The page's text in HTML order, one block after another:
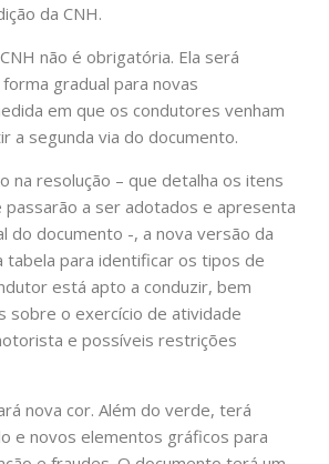
da CNH.
não é obrigatória. Ela será
gradual para novas
em que os condutores venham
a segunda via do documento.
na resolução – que detalha os itens
passarão a ser adotados e apresenta
do documento -, a nova versão da
tabela para identificar os tipos de
está apto a conduzir, bem
sobre o exercício de atividade
e possíveis restrições
nova cor. Além do verde, terá
e novos elementos gráficos para